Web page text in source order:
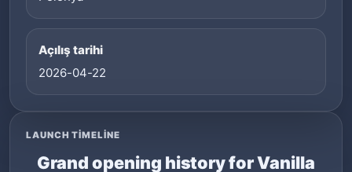
Açılış tarihi
2026-04-22
LAUNCH TIMELINE
Grand opening history for Vanilla